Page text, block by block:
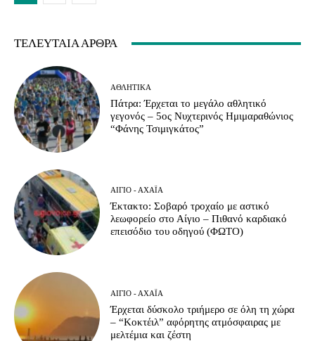
ΤΕΛΕΥΤΑΊΑ ΆΡΘΡΑ
ΑΘΛΗΤΙΚΆ
Πάτρα: Έρχεται το μεγάλο αθλητικό
γεγονός – 5ος Νυχτερινός Ημιμαραθώνιος
“Φάνης Τσιμιγκάτος”
ΑΊΓΙΟ - ΑΧΑΪ́Α
Έκτακτο: Σοβαρό τροχαίο με αστικό
λεωφορείο στο Αίγιο – Πιθανό καρδιακό
επεισόδιο του οδηγού (ΦΩΤΟ)
ΑΊΓΙΟ - ΑΧΑΪ́Α
Έρχεται δύσκολο τριήμερο σε όλη τη χώρα
– “Κοκτέιλ” αφόρητης ατμόσφαιρας με
μελτέμια και ζέστη